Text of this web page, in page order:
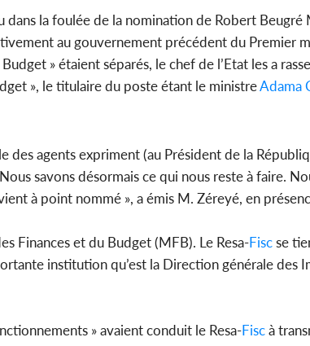
la foulée de la nomination de Robert Beugré
au gouvernement précédent du Premier
» étaient séparés, le chef de l’Etat les a
», le titulaire du poste étant le ministreAdama
des agents expriment (au Président de la
savons désormais ce qui nous reste à faire.
à point nommé », a émis M. Zéreyé, en
Finances et du Budget (MFB). Le Resa-Fiscse
institution qu’est la Direction générale des
» avaient conduit le Resa-Fiscà